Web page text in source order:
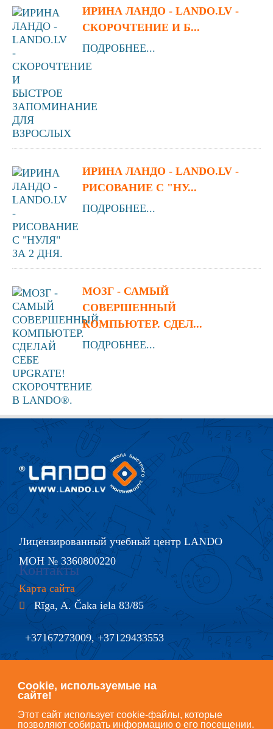
Cookie, используемые на
сайте!
Этот сайт использует cookie-файлы, которые
позволяют собирать информацию о его посещении.
ИРИНА ЛАНДО - LANDO.LV -
СКОРОЧТЕНИЕ И Б...
ПОДРОБНЕЕ...
ИРИНА ЛАНДО - LANDO.LV -
РИСОВАНИЕ С "НУ...
ПОДРОБНЕЕ...
МОЗГ - САМЫЙ
СОВЕРШЕННЫЙ
КОМПЬЮТЕР. СДЕЛ...
ПОДРОБНЕЕ...
Лицензированный учебный центр LANDO
МОН № 3360800220
Карта сайта
Контакты
Rīga, A. Čaka iela 83/85
+37167273009, +37129433553
@ info@lando.lv